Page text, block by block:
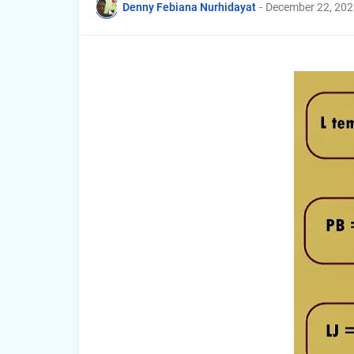
Denny Febiana Nurhidayat - December 22,